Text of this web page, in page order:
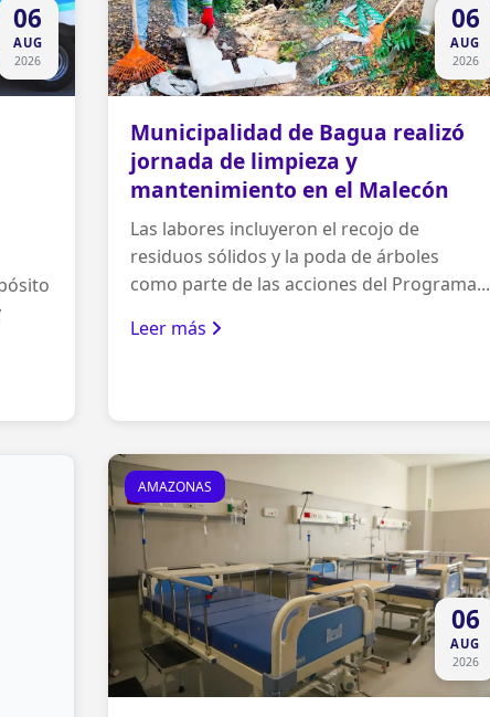
06
AUG
2026
06
AUG
2026
Municipalidad de Bagua realizó
jornada de limpieza y
mantenimiento en el Malecón
Las labores incluyeron el recojo de
residuos sólidos y la poda de árboles
como parte de las acciones del Programa...
Leer más
AMAZONAS
06
AUG
2026